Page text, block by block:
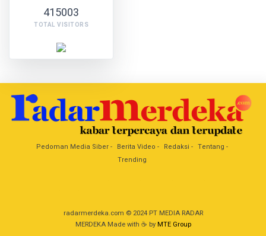
415003
TOTAL VISITORS
Pedoman Media Siber Berita Video Redaksi
Tentang
Trending
radarmerdeka.com © 2024 PT MEDIA RADAR
MERDEKA Made with ☕ byMTE Group